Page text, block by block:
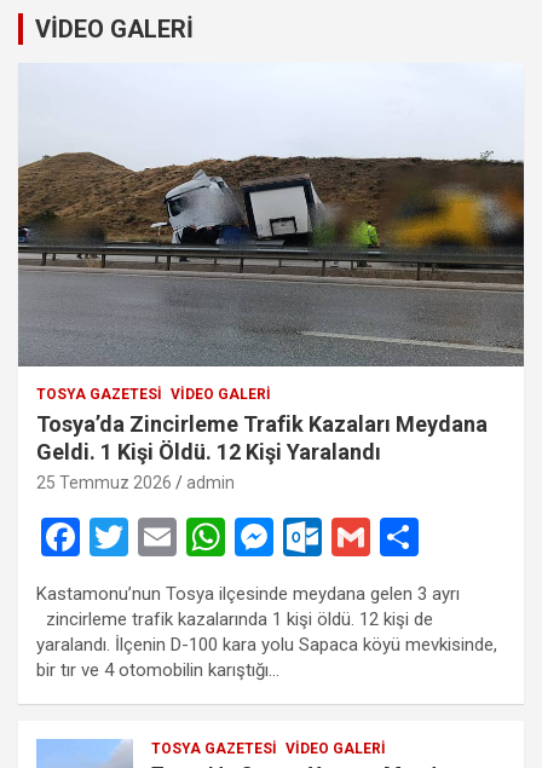
VİDEO GALERİ
TOSYA GAZETESI VIDEO GALERI
Tosya’da Zincirleme Trafik Kazaları Meydana
Geldi. 1 Kişi Öldü. 12 Kişi Yaralandı
25 Temmuz 2026 admin
F
ce
b
o
o
T
wi
tt
er
E
ail
W
at
s
A
p
M
es
se
n
g
er
O
ut
lo
o
k.
c
G
m
ail
h
ar
e
Kastamonu’nun Tosya ilçesinde meydana gelen 3 ayrı
zincirleme trafik kazalarında 1 kişi öldü. 12 kişi de
yaralandı. İlçenin D-100 kara yolu Sapaca köyü mevkisinde,
bir tır ve 4 otomobilin karıştığı…
TOSYA GAZETESI VIDEO GALERI